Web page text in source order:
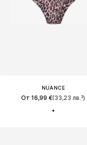
NUANCE
От 16,99 €(33,23 лв.³)